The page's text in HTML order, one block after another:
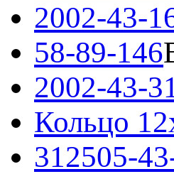
2002-43-
58-89-146
2002-43-
Кольцо
312505-